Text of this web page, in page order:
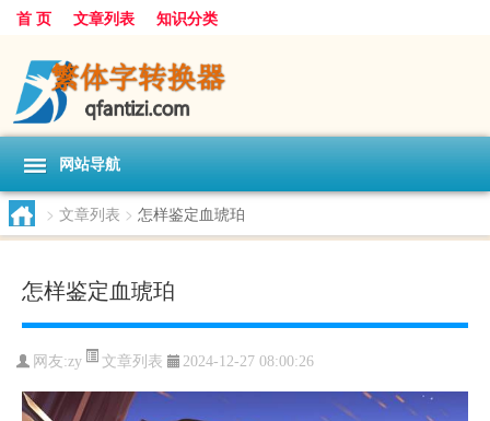
首 页 文章列表 知识分类
网站导航
> 文章列表 > 怎样鉴定血琥珀
怎样鉴定血琥珀
网友:zy 文章列表 2024-12-27 08:00:26